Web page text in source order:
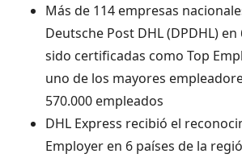
Más de 114 empresas
Deutsche Post DHL (DPDHL)
sido certificadas como Top
uno de los mayores
570.000 empleados
DHL Express recibió el
Employer en 6 países de la